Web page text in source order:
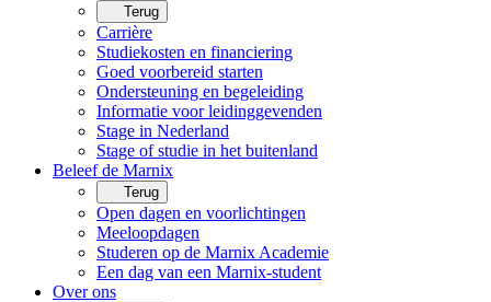
Terug
Carrière
Studiekosten en financiering
Goed voorbereid starten
Ondersteuning en begeleiding
Informatie voor leidinggevenden
Stage in Nederland
Stage of studie in het buitenland
Beleef de Marnix
Terug
Open dagen en voorlichtingen
Meeloopdagen
Studeren op de Marnix Academie
Een dag van een Marnix-student
Over ons